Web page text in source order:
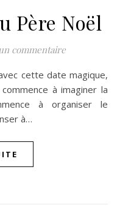
Père Noël
commentaire
à imaginer la
à organiser le
à…